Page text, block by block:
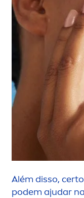
Além disso,
podem ajudar